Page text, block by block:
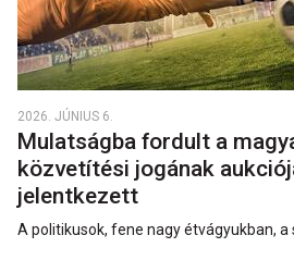
2026. JÚNIUS 6.
Mulatságba fordult a
közvetítési jogának
jelentkezett
A politikusok, fene nagy étvágyukban,